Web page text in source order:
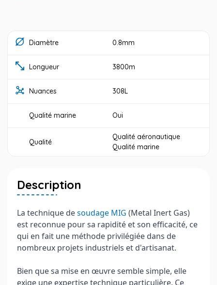
Diamètre 0.8mm
Longueur 3800m
Nuances 308L
Qualité marine Oui
Qualité
Qualité aéronautique
Qualité marine
Description
La technique desoudage MIG (Metal Inert Gas)
est reconnue pour sa rapidité et son efficacité, ce
qui en fait une méthode privilégiée dans de
nombreux projets industriels et d'artisanat.
Bien que sa mise en œuvre semble simple, elle
exige une expertise technique particulière. Ce